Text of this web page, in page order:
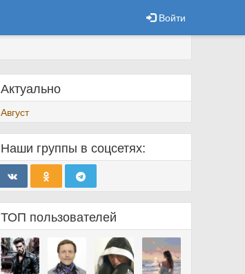
Войти
Актуально
Август
Наши группы в соцсетях:
ТОП пользователей